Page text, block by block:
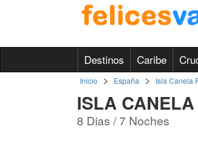
Destinos Caribe
Inicio > España > Isla Canela
ISLA
8 Dias / 7 Noches